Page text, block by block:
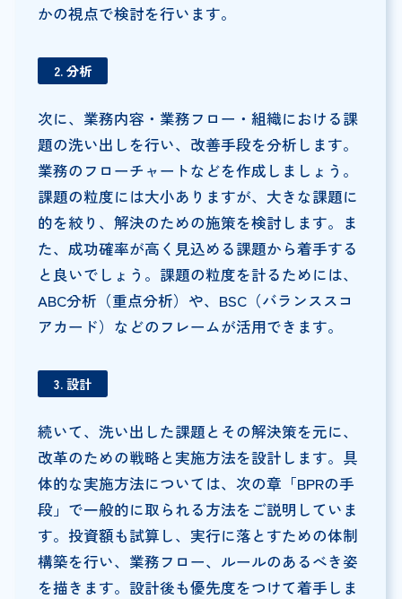
かの視点で検討を行います。
2. 分析
次に、業務内容・業務フロー・組織における課
題の洗い出しを行い、改善手段を分析します。
業務のフローチャートなどを作成しましょう。
課題の粒度には大小ありますが、大きな課題に
的を絞り、解決のための施策を検討します。ま
た、成功確率が高く見込める課題から着手する
と良いでしょう。課題の粒度を計るためには、
ABC分析（重点分析）や、BSC（バランススコ
アカード）などのフレームが活用できます。
3. 設計
続いて、洗い出した課題とその解決策を元に、
改革のための戦略と実施方法を設計します。具
体的な実施方法については、次の章「BPRの手
段」で一般的に取られる方法をご説明していま
す。投資額も試算し、実行に落とすための体制
構築を行い、業務フロー、ルールのあるべき姿
を描きます。設計後も優先度をつけて着手しま